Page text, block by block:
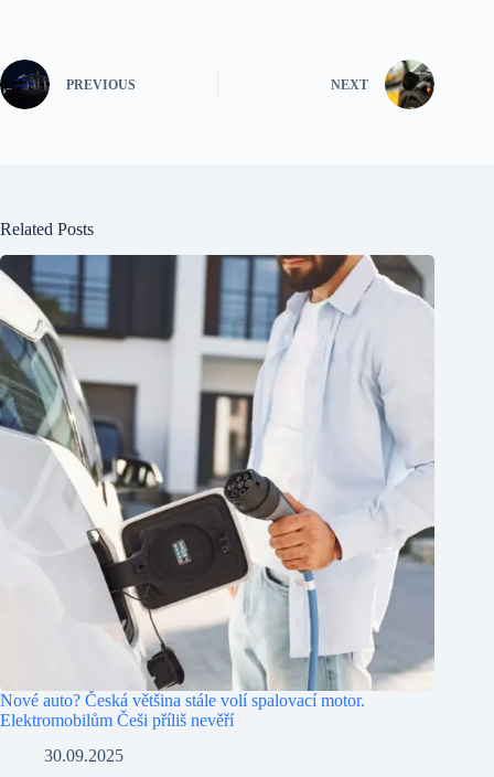
PREVIOUS NEXT
Related Posts
Nové auto? Česká většina stále volí spalovací motor.
Elektromobilům Češi příliš nevěří
30.09.2025